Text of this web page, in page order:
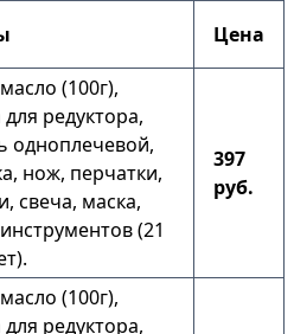
Цена
(100г),
редуктора,
одноплечевой,
нож, перчатки,
свеча, маска,
(21
397
руб.
(100г),
редуктора,